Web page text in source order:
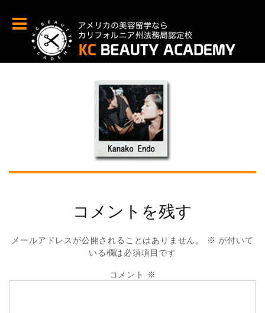
コメントを残す
メールアドレスが公開されることはありません。 ※ が付いて
いる欄は必須項目です
コメント ※